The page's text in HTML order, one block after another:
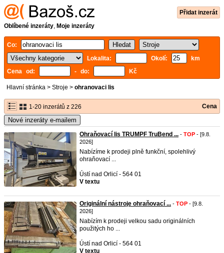
Přidat inzerát
Oblíbené inzeráty, Moje inzeráty
Co:
Lokalita:
Okolí:
km
Cena od:
- do: Kč
Hlavní stránka > Stroje > ohranovaci lis
1-20 inzerátů z 226 Cena
Nové inzeráty e-mailem
Ohraňovací lis TRUMPF TruBend ... - TOP - [9.8.
2026]
Nabízíme k prodeji plně funkční, spolehlivý
ohraňovací ...
Ústí nad Orlicí - 564 01
V textu
Originální nástroje ohraňovací ... - TOP - [9.8.
2026]
Nabízím k prodeji velkou sadu originálních
použitých ho ...
Ústí nad Orlicí - 564 01
V textu